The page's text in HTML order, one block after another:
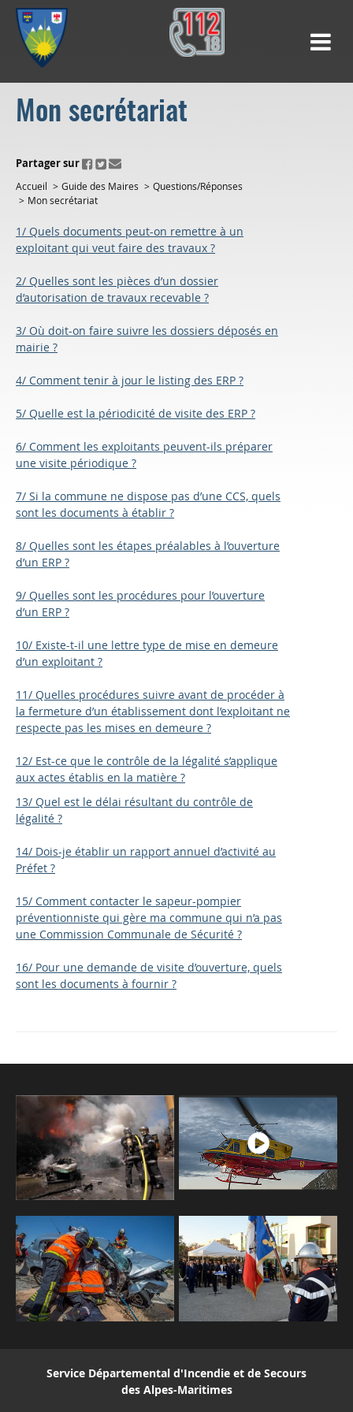
Mon secrétariat
ui.fo.accessibility.echappement.partage
Partager sur
Accueil Guide des Maires
Questions/Réponses
Mon secrétariat
1/ Quels documents peut-on remettre à un
exploitant qui veut faire des travaux ?
2/ Quelles sont les pièces d’un dossier
d’autorisation de travaux recevable ?
3/ Où doit-on faire suivre les dossiers déposés en
mairie ?
4/ Comment tenir à jour le listing des ERP ?
5/ Quelle est la périodicité de visite des ERP ?
6/ Comment les exploitants peuvent-ils préparer
une visite périodique ?
7/ Si la commune ne dispose pas d’une CCS, quels
sont les documents à établir ?
8/ Quelles sont les étapes préalables à l’ouverture
d’un ERP ?
9/ Quelles sont les procédures pour l’ouverture
d’un ERP ?
10/ Existe-t-il une lettre type de mise en demeure
d’un exploitant ?
11/ Quelles procédures suivre avant de procéder à
la fermeture d’un établissement dont l’exploitant ne
respecte pas les mises en demeure ?
12/ Est-ce que le contrôle de la légalité s’applique
aux actes établis en la matière ?
13/ Quel est le délai résultant du contrôle de
légalité ?
14/ Dois-je établir un rapport annuel d’activité au
Préfet ?
15/ Comment contacter le sapeur-pompier
préventionniste qui gère ma commune qui n’a pas
une Commission Communale de Sécurité ?
16/ Pour une demande de visite d’ouverture, quels
sont les documents à fournir ?
Service Départemental d'Incendie et de Secours
des Alpes-Maritimes